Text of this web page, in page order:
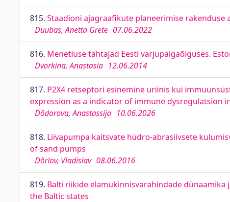
815. Staadioni ajagraafikute planeerimise
Duubas, Anetta Grete 07.06.2022
816. Menetluse tähtajad Eesti varjupaigaõiguses.
Dvorkina, Anastasia 12.06.2014
817. P2X4 retseptori esinemine uriinis kui
expression as a indicator of immune dysregulatsion
Dõdorova, Anastassija 10.06.2026
818. Liivapumpa kaitsvate hüdro-abrasiivsete
of sand pumps
Dõrlov, Vladislav 08.06.2016
819. Balti riikide elamukinnisvarahindade
the Baltic states